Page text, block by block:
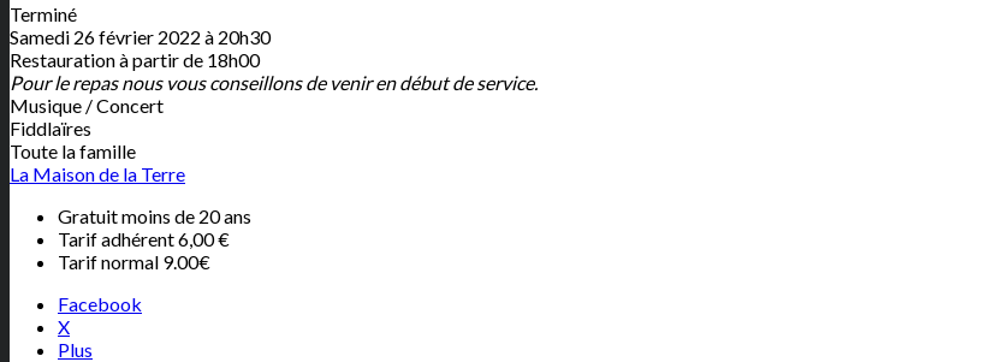
Terminé
Samedi 26 février 2022 à 20h30
Restauration à partir de 18h00
Pour le repas nous vous conseillons de venir en début de service.
Musique / Concert
Fiddlaïres
Toute la famille
La Maison de la Terre
Gratuit moins de 20 ans
Tarif adhérent 6,00 €
Tarif normal 9.00€
Facebook
X
Plus